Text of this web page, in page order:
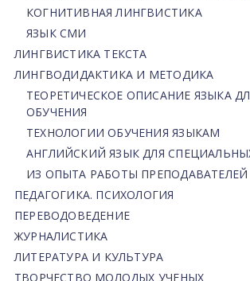
КОГНИТИВНАЯ ЛИНГВИСТИКА
ЯЗЫК СМИ
ЛИНГВИСТИКА ТЕКСТА
ЛИНГВОДИДАКТИКА И МЕТОДИКА
ТЕОРЕТИЧЕСКОЕ ОПИСАНИЕ ЯЗЫКА
ОБУЧЕНИЯ
ТЕХНОЛОГИИ ОБУЧЕНИЯ ЯЗЫКАМ
АНГЛИЙСКИЙ ЯЗЫК ДЛЯ
ИЗ ОПЫТА РАБОТЫ ПРЕПОДАВАТЕЛЕЙ
ПЕДАГОГИКА. ПСИХОЛОГИЯ
ПЕРЕВОДОВЕДЕНИЕ
ЖУРНАЛИСТИКА
ЛИТЕРАТУРА И КУЛЬТУРА
ТВОРЧЕСТВО МОЛОДЫХ УЧЕНЫХ